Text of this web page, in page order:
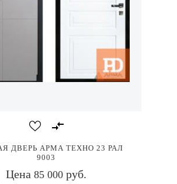
ДВЕРЬ АРМА ТЕХНО 23 РАЛ
9003
Цена 85 000 руб.